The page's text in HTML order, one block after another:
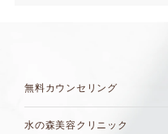
無料カウンセリング
水の森美容クリニック